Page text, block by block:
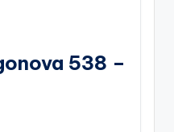
538 –